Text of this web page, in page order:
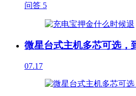
问答 5
微星台式主机多芯可选，
07.17